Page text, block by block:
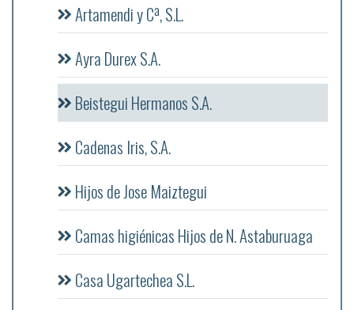
Artamendi y Cª, S.L.
Ayra Durex S.A.
Beistegui Hermanos S.A.
Cadenas Iris, S.A.
Hijos de Jose Maiztegui
Camas higiénicas Hijos de N. Astaburuaga
Casa Ugartechea S.L.